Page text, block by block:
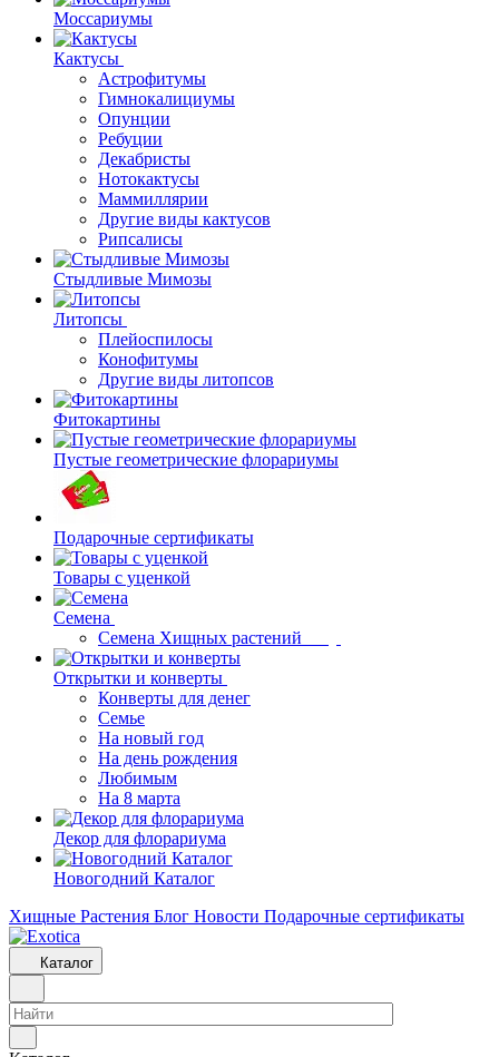
Моссариумы
Кактусы
Астрофитумы
Гимнокалициумы
Опунции
Ребуции
Декабристы
Нотокактусы
Маммиллярии
Другие виды кактусов
Рипсалисы
Стыдливые Мимозы
Литопсы
Плейоспилосы
Конофитумы
Другие виды литопсов
Фитокартины
Пустые геометрические флорариумы
Подарочные сертификаты
Товары с уценкой
Семена
Семена Хищных растений
Открытки и конверты
Конверты для денег
Семье
На новый год
На день рождения
Любимым
На 8 марта
Декор для флорариума
Новогодний Каталог
Хищные Растения Блог Новости Подарочные сертификаты
Каталог